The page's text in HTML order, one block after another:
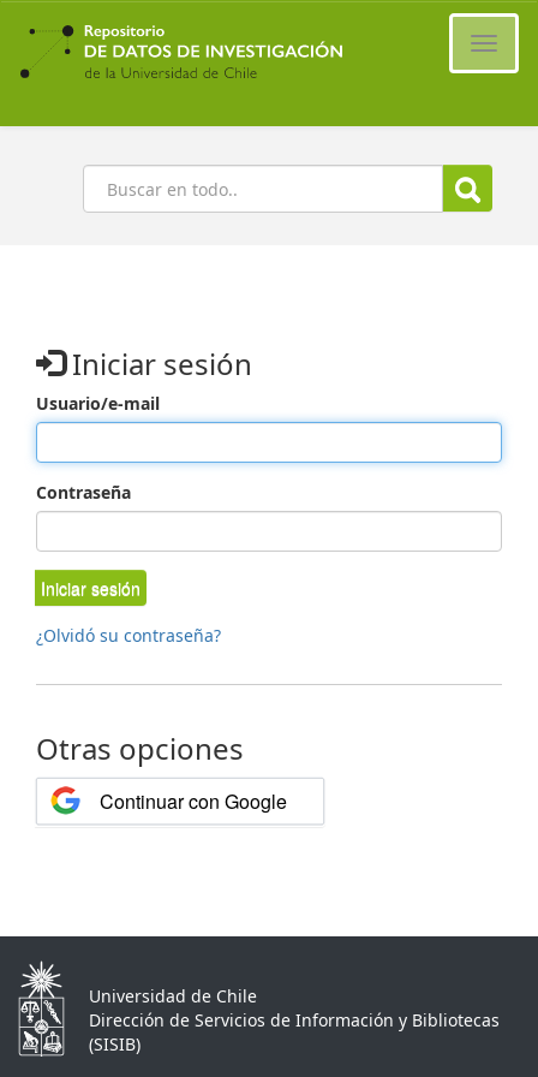
Ir
contenido
principal
Buscar
Iniciar sesión
Usuario/e-mail
Contraseña
Iniciar sesión
¿Olvidó su contraseña?
Otras opciones
Continuar con Google
Universidad de Chile
Dirección de Servicios de Información y Bibliotecas
(SISIB)